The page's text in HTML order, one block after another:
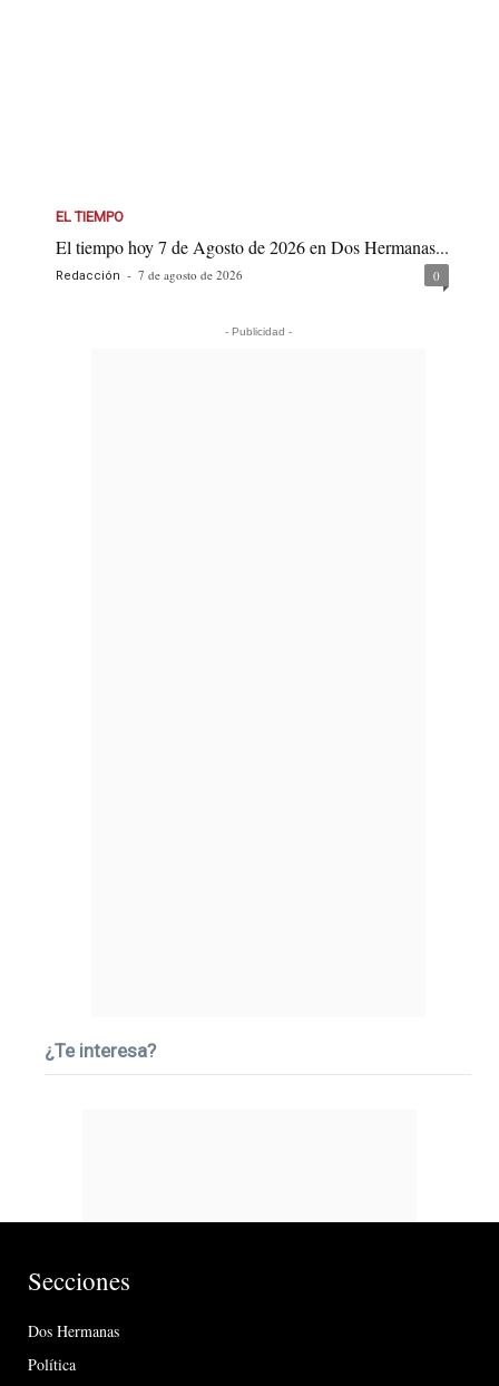
EL TIEMPO
El tiempo hoy 7 de Agosto de 2026 en Dos Hermanas...
Redacción - 7 de agosto de 2026 0
- Publicidad -
¿Te interesa?
Secciones
Dos Hermanas
Política